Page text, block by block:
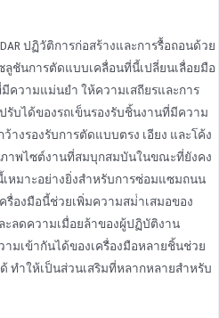
ปฏิวัติการก่อสร้างและการรื้อถอนด้วย
ชันการตัดแบบเคลื่อนที่นี้เปลี่ยนเลื่อยมือ
ความแม่นยํา ให้ความเสถียรและการ
บได้ของรถเข็นรองรับชิ้นงานที่มีความ
งรองรับการตัดแบบตรง เอียง และโค้ง
พไซต์งานที่สมบุกสมบันในขณะที่ยังคง
หมาะอย่างยิ่งสําหรับการซ่อมแซมถนน
รื่องมือนี้ช่วยเพิ่มความสม่ําเสมอของ
ะลดความเมื่อยล้าของผู้ปฏิบัติงาน
ามเข้ากันได้ของเครื่องมือหลายชิ้นช่วย
ทําให้เป็นส่วนเสริมที่หลากหลายสําหรับ